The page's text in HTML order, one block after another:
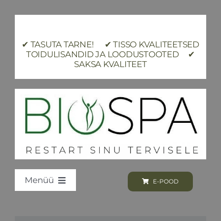
✔ TASUTA TARNE! ✔ TISSO KVALITEETSED
TOIDULISANDID JA LOODUSTOOTED ✔
SAKSA KVALITEET
Menüü E-POOD